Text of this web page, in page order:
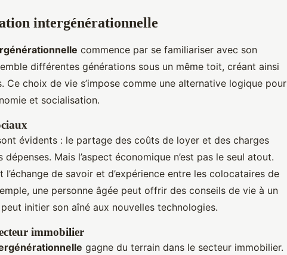
intergénérationnelle
commence par se familiariser avec son
différentes générations sous un même toit, créant ainsi
Ce choix de vie s’impose comme une alternative logique pour
et socialisation.
évidents : le partage des coûts de loyer et des charges
Mais l’aspect économique n’est pas le seul atout.
l’échange de savoir et d’expérience entre les colocataires de
une personne âgée peut offrir des conseils de vie à un
initier son aîné aux nouvelles technologies.
immobilier
gagne du terrain dans le secteur immobilier.